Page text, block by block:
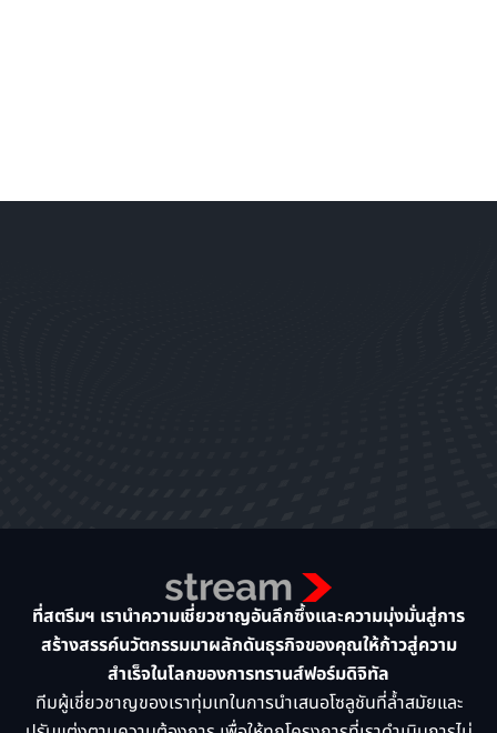
ที่สตรีมฯ เรานำความเชี่ยวชาญอันลึกซึ้งและความมุ่งมั่นสู่การ
สร้างสรรค์นวัตกรรมมาผลักดันธุรกิจของคุณให้ก้าวสู่ความ
สำเร็จในโลกของการทรานส์ฟอร์มดิจิทัล
ทีมผู้เชี่ยวชาญของเราทุ่มเทในการนำเสนอโซลูชันที่ล้ำสมัยและ